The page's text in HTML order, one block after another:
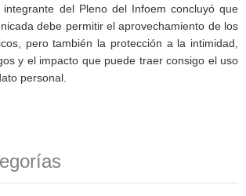
del Pleno del Infoem concluyó que
debe permitir el aprovechamiento de los
pero también la protección a la intimidad,
y el impacto que puede traer consigo el uso
personal.